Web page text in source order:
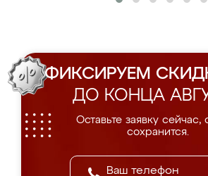
ФИКСИРУЕМ
ДО КОНЦА
Оставьте заявку сейчас,
сохранится.